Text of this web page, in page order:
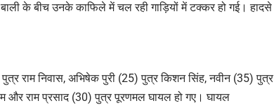
के बीच उनके काफिले में चल रही गाड़ियों में टक्कर हो गई। हादसे
राम निवास, अभिषेक पुरी (25) पुत्र किशन सिंह, नवीन (35) पुत्र
और राम प्रसाद (30) पुत्र पूरणमल घायल हो गए। घायल